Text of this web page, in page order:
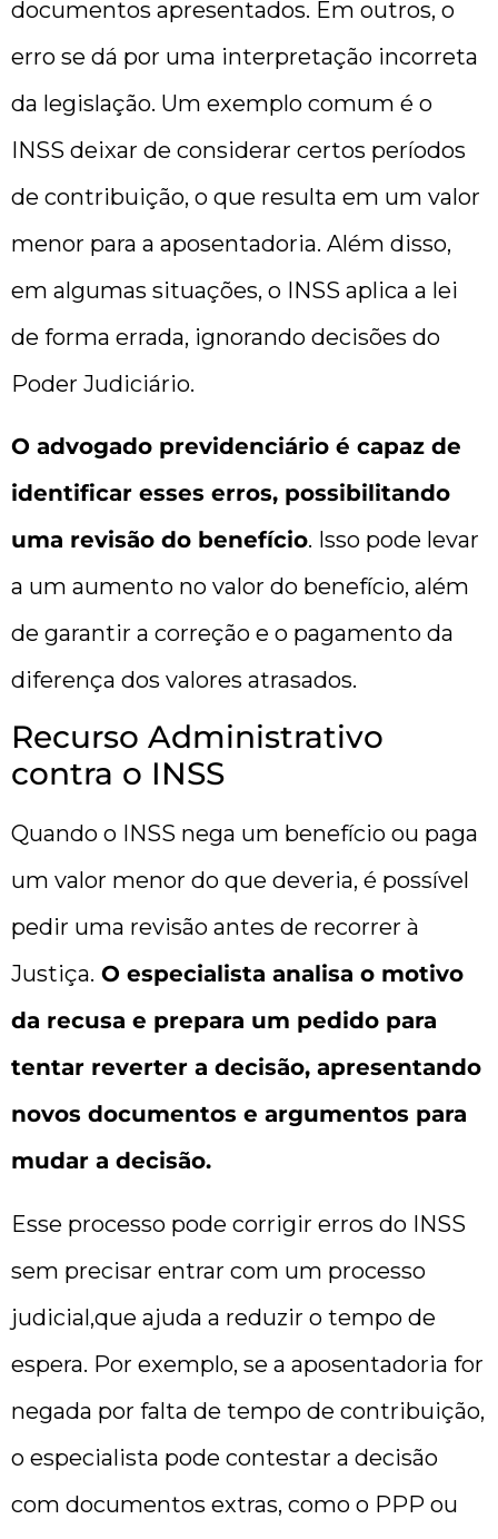
documentos apresentados. Em outros, o
erro se dá por uma interpretação incorreta
da legislação. Um exemplo comum é o
INSS deixar de considerar certos períodos
de contribuição, o que resulta em um valor
menor para a aposentadoria. Além disso,
em algumas situações, o INSS aplica a lei
de forma errada, ignorando decisões do
Poder Judiciário.
O advogado previdenciário é capaz de
identificar esses erros, possibilitando
uma revisão do benefício. Isso pode levar
a um aumento no valor do benefício, além
de garantir a correção e o pagamento da
diferença dos valores atrasados.
Recurso Administrativo
contra o INSS
Quando o INSS nega um benefício ou paga
um valor menor do que deveria, é possível
pedir uma revisão antes de recorrer à
Justiça. O especialista analisa o motivo
da recusa e prepara um pedido para
tentar reverter a decisão, apresentando
novos documentos e argumentos para
mudar a decisão.
Esse processo pode corrigir erros do INSS
sem precisar entrar com um processo
judicial,que ajuda a reduzir o tempo de
espera. Por exemplo, se a aposentadoria for
negada por falta de tempo de contribuição,
o especialista pode contestar a decisão
com documentos extras, como o PPP ou